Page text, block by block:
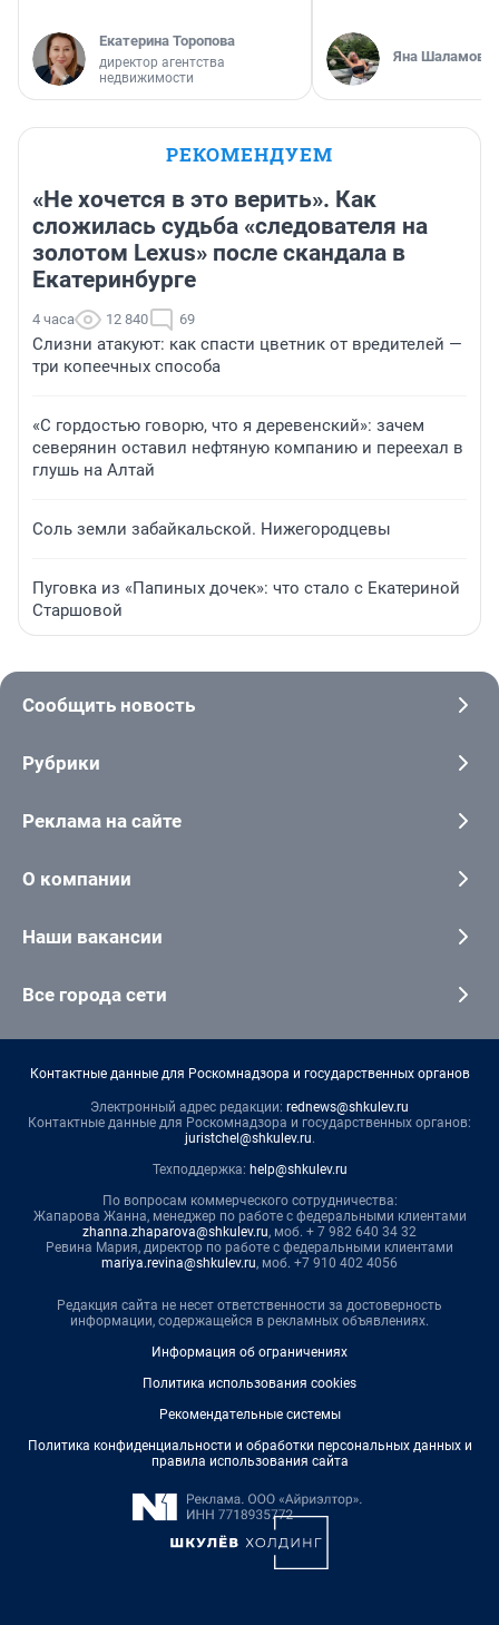
Екатерина Торопова
директор агентства
недвижимости
Яна Шаламова
РЕКОМЕНДУЕМ
«Не хочется в это верить». Как
сложилась судьба «следователя на
золотом Lexus» после скандала в
Екатеринбурге
4 часа 12 840 69
Слизни атакуют: как спасти цветник от вредителей —
три копеечных способа
«С гордостью говорю, что я деревенский»: зачем
северянин оставил нефтяную компанию и переехал в
глушь на Алтай
Соль земли забайкальской. Нижегородцевы
Пуговка из «Папиных дочек»: что стало с Екатериной
Старшовой
Сообщить новость
Рубрики
Реклама на сайте
О компании
Наши вакансии
Все города сети
Контактные данные для Роскомнадзора и государственных органов
Электронный адрес редакции: rednews@shkulev.ru
Контактные данные для Роскомнадзора и государственных органов:
juristchel@shkulev.ru.
Техподдержка: help@shkulev.ru
По вопросам коммерческого сотрудничества:
Жапарова Жанна, менеджер по работе с федеральными клиентами
zhanna.zhaparova@shkulev.ru, моб. + 7 982 640 34 32
Ревина Мария, директор по работе с федеральными клиентами
mariya.revina@shkulev.ru, моб. +7 910 402 4056
Редакция сайта не несет ответственности за достоверность
информации, содержащейся в рекламных объявлениях.
Информация об ограничениях
Политика использования cookies
Рекомендательные системы
Политика конфиденциальности и обработки персональных данных и
правила использования сайта